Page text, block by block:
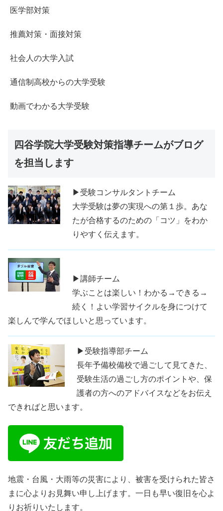
医学部対策
推薦対策・面接対策
社会人の大学入試
通信制高校からの大学受験
動画でわかる大学受験
四谷学院大学受験対策指導チームがブログ
を担当します
▶受験コンサルタントチーム
大学受験は夢の実現への第１歩。あな
たが合格するのための「コツ」をわか
りやすく伝えます。
▶講師チーム
学ぶことは楽しい！わかる→できる→
続く！よい学習サイクルを身につけて
楽しんで学んでほしいと思っています。
▶受験指導部チーム
長年予備校備校で過ごして見てきた、
受験生活の過ごし方のポイントや、保
護者の方へのアドバイスなどをお伝え
できればと思います。
地震・台風・大雨等の災害により、被害を受けられた皆さ
まに心よりお見舞い申し上げます。一日も早い復旧を心よ
りお祈りいたします。